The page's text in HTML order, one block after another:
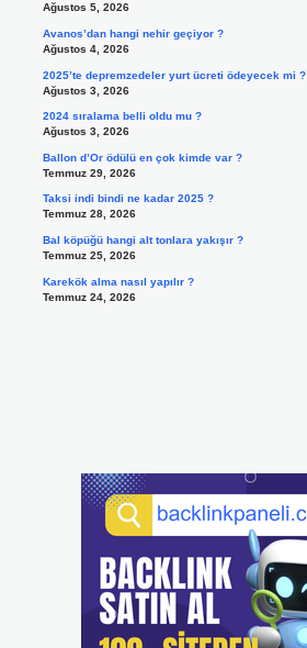
Ağustos 5, 2026
Avanos’dan hangi nehir geçiyor ?
Ağustos 4, 2026
2025’te depremzedeler yurt ücreti ödeyecek mi ?
Ağustos 3, 2026
2024 sıralama belli oldu mu ?
Ağustos 3, 2026
Ballon d’Or ödülü en çok kimde var ?
Temmuz 29, 2026
Taksi indi bindi ne kadar 2025 ?
Temmuz 28, 2026
Bal köpüğü hangi alt tonlara yakışır ?
Temmuz 25, 2026
Karekök alma nasıl yapılır ?
Temmuz 24, 2026